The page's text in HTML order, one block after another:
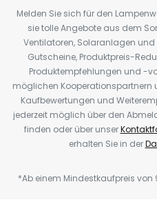
Melden Sie sich für den
sie tolle Angebote aus dem
Ventilatoren, Solaranlagen
Gutscheine, Produktpreis-
Produktempfehlungen und -
möglichen Kooperationspartnern
Kaufbewertungen und
jederzeit möglich über den
finden oder über unser
erhalten Sie in der
*Ab einem Mindestkaufpreis